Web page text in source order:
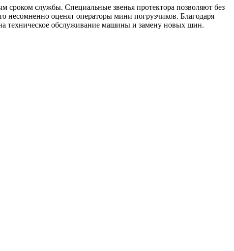
службы. Специальные звенья протектора позволяют без
оценят операторы мини погрузчиков. Благодаря
техническое обслуживание машины и замену новых шин.